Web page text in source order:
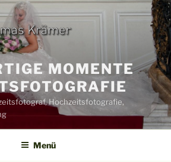
MOMENTE
Hochzeitsfotografie,
Menü